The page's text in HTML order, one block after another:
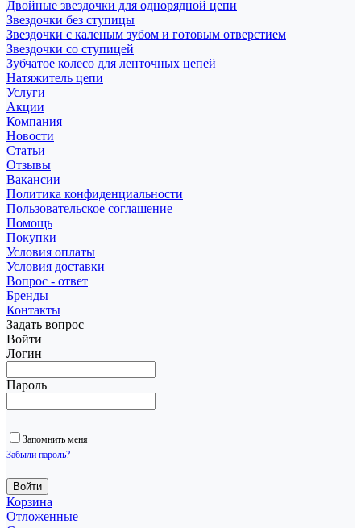
Двойные звездочки для однорядной цепи
Звездочки без ступицы
Звездочки с каленым зубом и готовым отверстием
Звездочки со ступицей
Зубчатое колесо для ленточных цепей
Натяжитель цепи
Услуги
Акции
Компания
Новости
Статьи
Отзывы
Вакансии
Политика конфиденциальности
Пользовательское соглашение
Помощь
Покупки
Условия оплаты
Условия доставки
Вопрос - ответ
Бренды
Контакты
Задать вопрос
Войти
Логин
Пароль
Запомнить меня
Забыли пароль?
Корзина
Отложенные